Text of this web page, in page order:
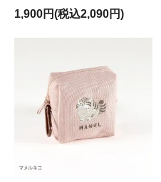
1,900円(税込2,090円)